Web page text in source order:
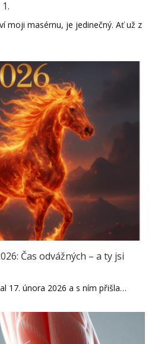
moji masérnu, je jedinečný. Ať už z
Čas odvážných – a ty jsi
17. února 2026 a s ním přišla…